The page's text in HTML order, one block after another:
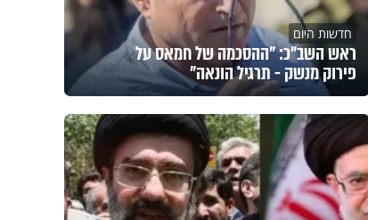
חדשות היום
ראש השב"כ: "ההסכמה של חמאס על
פירוק מנשק - תרגיל הונאה"